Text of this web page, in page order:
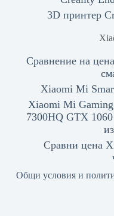
3D принтер
Сравнение на
Xiaomi Mi
Xiaomi Mi
7300HQ GTX
Сравни цена
Общи условия и